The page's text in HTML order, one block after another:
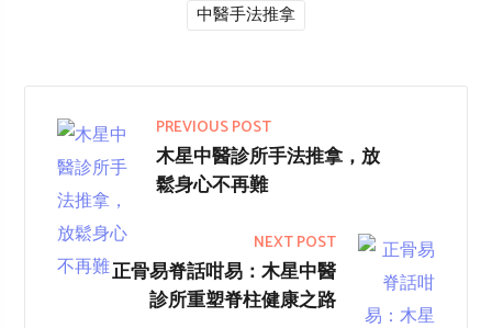
中醫手法推拿
PREVIOUS POST
木星中醫診所手法推拿，放
鬆身心不再難
NEXT POST
正骨易脊話咁易：木星中醫
診所重塑脊柱健康之路